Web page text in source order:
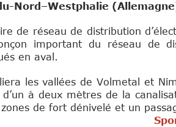
Nord–Westphalie
de réseau de distribution
important du réseau de
en aval.
les vallées de Volmetal et
à deux mètres de la
de fort dénivelé et un